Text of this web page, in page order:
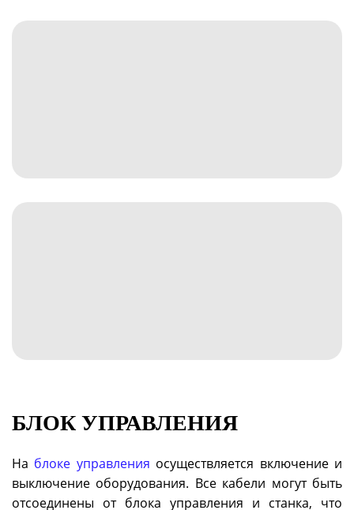
БЛОК УПРАВЛЕНИЯ
На блоке управления осуществляется включение и
выключение оборудования. Все кабели могут быть
отсоединены от блока управления и станка, что